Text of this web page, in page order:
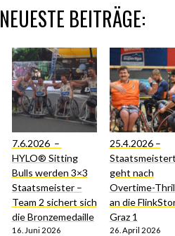
NEUESTE BEITRÄGE:
7.6.2026 –
HYLO® Sitting
Bulls werden 3×3
Staatsmeister –
Team 2 sichert sich
die Bronzemedaille
16. Juni 2026
25.4.2026 –
geht nach
Overtime-
an die
Graz 1
26. April 2026